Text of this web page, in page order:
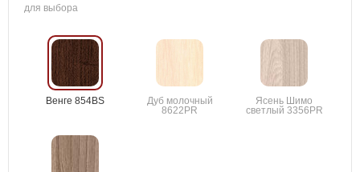
для выбора
Венге 854BS
Дуб молочный
8622PR
Ясень Шимо
светлый 3356PR